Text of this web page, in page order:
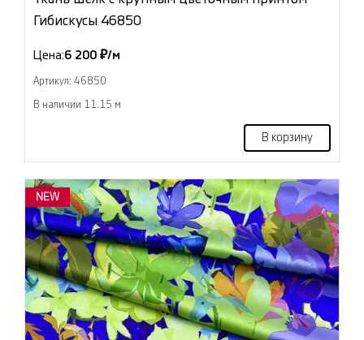
Гибискусы 46850
Цена:6 200 ₽/м
Артикул: 46850
В наличии 11.15 м
В корзину
NEW